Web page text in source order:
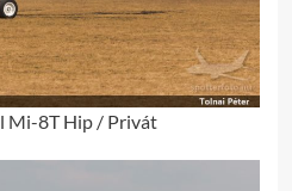
Mi-8T Hip / Privát